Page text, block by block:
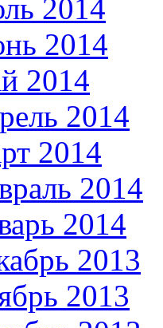
2014
2014
2014
2014
2014
2014
2014
2013
2013